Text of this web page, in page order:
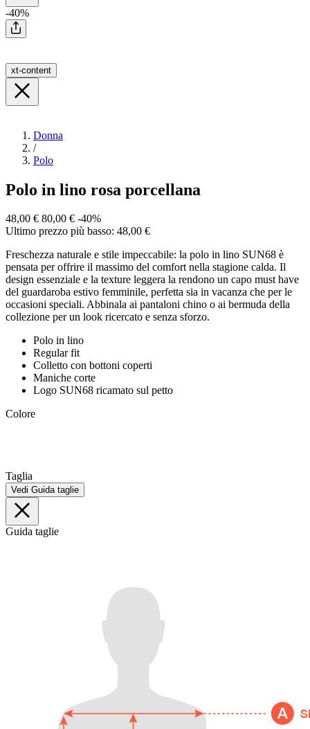
-40%
xt-content
Donna
/
Polo
Polo in lino rosa porcellana
48,00 € 80,00 € -40%
Ultimo prezzo più basso: 48,00 €
Freschezza naturale e stile impeccabile: la polo in lino SUN68 è
pensata per offrire il massimo del comfort nella stagione calda. Il
design essenziale e la texture leggera la rendono un capo must have
del guardaroba estivo femminile, perfetta sia in vacanza che per le
occasioni speciali. Abbinala ai pantaloni chino o ai bermuda della
collezione per un look ricercato e senza sforzo.
Polo in lino
Regular fit
Colletto con bottoni coperti
Maniche corte
Logo SUN68 ricamato sul petto
Colore
Taglia
Vedi Guida taglie
Guida taglie